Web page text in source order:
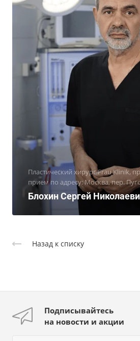
Пластический хирург Frau Klinik,
прием по адресу: Москва, пер.
Блохин Сергей
Назад к списку
Подписывайтесь
на новости и акции